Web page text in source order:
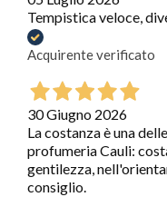
Tempistica veloce,
Acquirente verificato
30 Giugno 2026
La costanza è una
profumeria Cauli:
gentilezza,
consiglio.